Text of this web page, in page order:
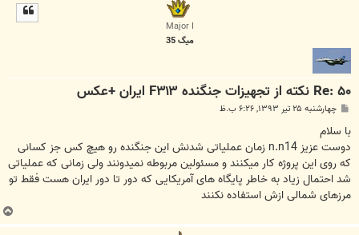
Major I
میگ 35
Re: ۵۰ نکته از تجهیزات جنگنده F۳۱۳ ایران +عکس
پ
ت
چهارشنبه ۲۵ تیر ۱۳۹۳, ۶:۲۶ ب.ظ
با سلام
دوست عزیز n.n14 زمان عملیاتی شدنش این جنگنده رو هیچ کس جز کسانی
که روی این پروژه کار میکنند و مسئولین مربوطه نمیدونند ولی زمانی که عملیاتی
شد احتمال زیاد به خاطر پایگاه های آمریکایی که دور تا دور ایران هست فقط تو
مرزهای شمالی ازش استفاده نکنند
ب
ا